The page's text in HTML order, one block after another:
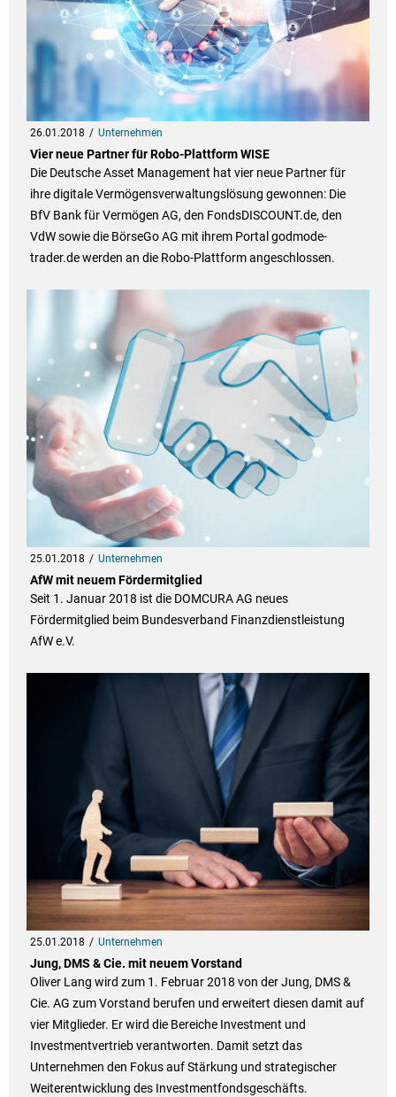
26.01.2018 Unternehmen
Vier neue Partner für Robo-Plattform WISE
Die Deutsche Asset Management hat vier neue Partner für
ihre digitale Vermögensverwaltungslösung gewonnen: Die
BfV Bank für Vermögen AG, den FondsDISCOUNT.de, den
VdW sowie die BörseGo AG mit ihrem Portal godmode-
trader.de werden an die Robo-Plattform angeschlossen.
25.01.2018 Unternehmen
AfW mit neuem Fördermitglied
Seit 1. Januar 2018 ist die DOMCURA AG neues
Fördermitglied beim Bundesverband Finanzdienstleistung
AfW e.V.
25.01.2018 Unternehmen
Jung, DMS & Cie. mit neuem Vorstand
Oliver Lang wird zum 1. Februar 2018 von der Jung, DMS &
Cie. AG zum Vorstand berufen und erweitert diesen damit auf
vier Mitglieder. Er wird die Bereiche Investment und
Investmentvertrieb verantworten. Damit setzt das
Unternehmen den Fokus auf Stärkung und strategischer
Weiterentwicklung des Investmentfondsgeschäfts.